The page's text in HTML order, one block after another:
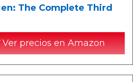
The Complete Third
Ver precios en Amazon